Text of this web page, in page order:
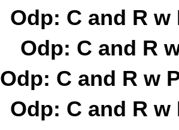
Odp: C and R w
Odp: C and R
Odp: C and R w
Odp: C and R w